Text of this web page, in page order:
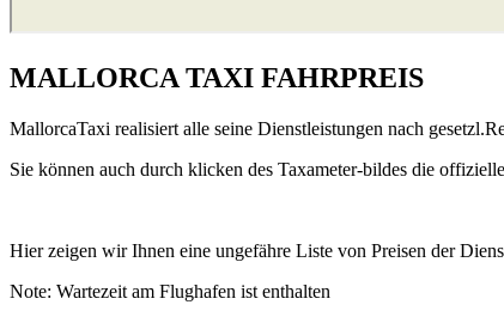
MALLORCA TAXI FAHRPREIS
MallorcaTaxi realisiert alle seine Dienstleistungen nach
Sie können auch durch klicken des Taxameter-bildes die
Hier zeigen wir Ihnen eine ungefähre Liste von Preisen der
Note: Wartezeit am Flughafen ist enthalten